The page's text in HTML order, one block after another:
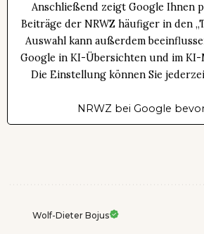
Anschließend zeigt Google Ihnen
Beiträge der NRWZ häufiger in den
Auswahl kann außerdem
Google in KI-Übersichten und im
Die Einstellung können Sie
NRWZ bei Google
Wolf-Dieter Bojus